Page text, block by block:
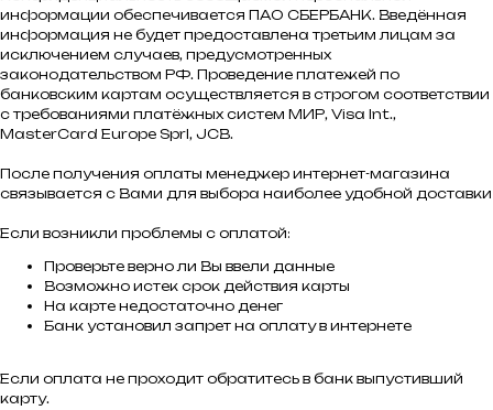
информации обеспечивается ПАО СБЕРБАНК. Введённая
информация не будет предоставлена третьим лицам за
исключением случаев, предусмотренных
законодательством РФ. Проведение платежей по
банковским картам осуществляется в строгом соответствии
с требованиями платёжных систем МИР, Visa Int.,
MasterCard Europe Sprl, JCB.
После получения оплаты менеджер интернет-магазина
связывается с Вами для выбора наиболее удобной доставки
Если возникли проблемы с оплатой:
Проверьте верно ли Вы ввели данные
Возможно истек срок действия карты
На карте недостаточно денег
Банк установил запрет на оплату в интернете
Если оплата не проходит обратитесь в банк выпустивший
карту.